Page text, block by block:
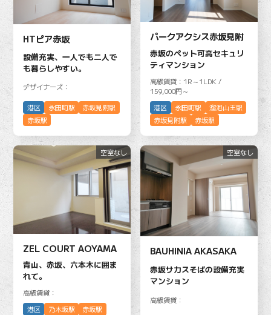
HTピア赤坂
設備充実、一人でも二人で
も暮らしやすい。
デザイナーズ：
港区 永田町駅
赤坂見附駅
赤坂駅
パークアクシス赤坂見附
赤坂のペット可高セキュリ
ティマンション
高級賃貸：1R～1LDK /
159,000円～
港区
永田町駅
溜池山王駅
赤坂見附駅
赤坂駅
ZEL COURT AOYAMA
青山、赤坂、六本木に囲ま
れて。
高級賃貸：
港区
乃木坂駅
赤坂駅
空室なし
BAUHINIA AKASAKA
赤坂サカスそばの設備充実
マンション
高級賃貸：
空室なし